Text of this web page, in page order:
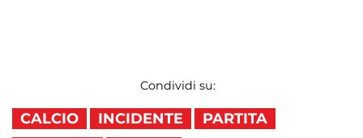
Condividi su:
CALCIO INCIDENTE
PARTITA